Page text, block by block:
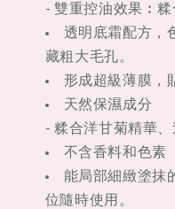
- 雙重控油效果︰
透明底霜配方，
藏粗大毛孔。
形成超級薄膜，
天然保濕成分
- 糅合洋甘菊精華
不含香料和色素
能局部細緻塗抹
位隨時使用。